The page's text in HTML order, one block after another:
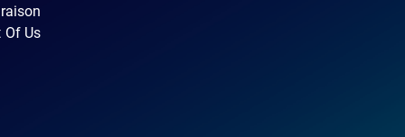
Of Us